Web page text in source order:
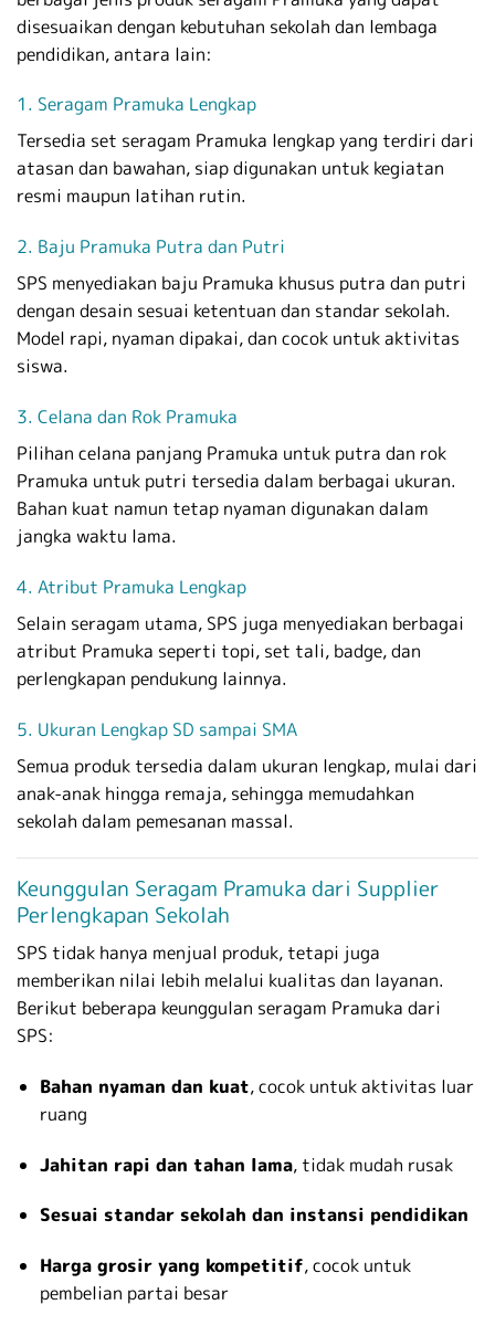
disesuaikan dengan kebutuhan sekolah dan lembaga
pendidikan, antara lain:
1. Seragam Pramuka Lengkap
Tersedia set seragam Pramuka lengkap yang terdiri dari
atasan dan bawahan, siap digunakan untuk kegiatan
resmi maupun latihan rutin.
2. Baju Pramuka Putra dan Putri
SPS menyediakan baju Pramuka khusus putra dan putri
dengan desain sesuai ketentuan dan standar sekolah.
Model rapi, nyaman dipakai, dan cocok untuk aktivitas
siswa.
3. Celana dan Rok Pramuka
Pilihan celana panjang Pramuka untuk putra dan rok
Pramuka untuk putri tersedia dalam berbagai ukuran.
Bahan kuat namun tetap nyaman digunakan dalam
jangka waktu lama.
4. Atribut Pramuka Lengkap
Selain seragam utama, SPS juga menyediakan berbagai
atribut Pramuka seperti topi, set tali, badge, dan
perlengkapan pendukung lainnya.
5. Ukuran Lengkap SD sampai SMA
Semua produk tersedia dalam ukuran lengkap, mulai dari
anak-anak hingga remaja, sehingga memudahkan
sekolah dalam pemesanan massal.
Keunggulan Seragam Pramuka dari Supplier
Perlengkapan Sekolah
SPS tidak hanya menjual produk, tetapi juga
memberikan nilai lebih melalui kualitas dan layanan.
Berikut beberapa keunggulan seragam Pramuka dari
SPS:
Bahan nyaman dan kuat, cocok untuk aktivitas luar
ruang
Jahitan rapi dan tahan lama, tidak mudah rusak
Sesuai standar sekolah dan instansi pendidikan
Harga grosir yang kompetitif, cocok untuk
pembelian partai besar